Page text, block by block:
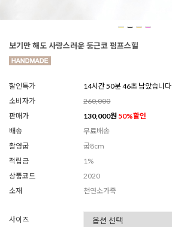
보기만 해도 사랑스러운 둥근코 펌프스힐
할인특가
14시간 50분 43초 남았습니다
소비자가
260,000
판매가
130,000원 50%할인
배송
무료배송
촬영굽
굽8cm
적립금
1%
상품코드
2020
소재
천연소가죽
사이즈